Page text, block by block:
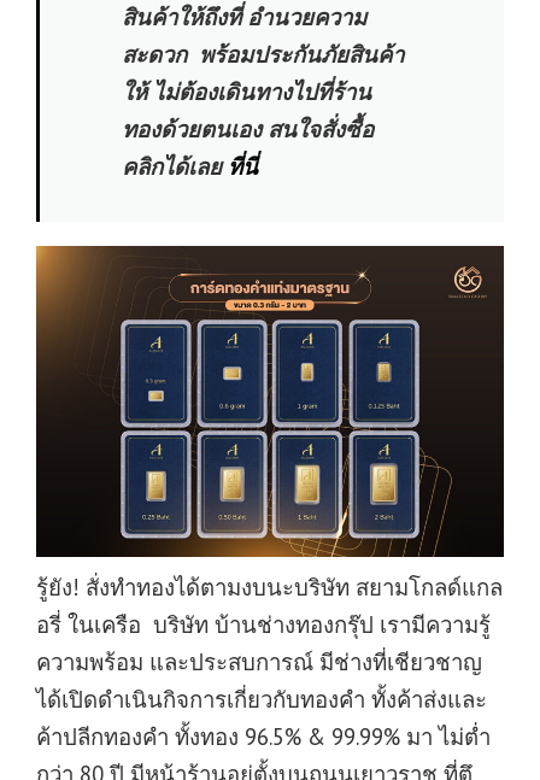
สินค้าให้ถึงที่ อำนวยความ
สะดวก พร้อมประกันภัยสินค้า
ให้ ไม่ต้องเดินทางไปที่ร้าน
ทองด้วยตนเอง สนใจสั่งซื้อ
คลิกได้เลย ที่นี่
รู้ยัง! สั่งทำทองได้ตามงบนะบริษัท สยามโกลด์แกล
อรี่ ในเครือ บริษัท บ้านช่างทองกรุ๊ป เรามีความรู้
ความพร้อม และประสบการณ์ มีช่างที่เชียวชาญ
ได้เปิดดำเนินกิจการเกี่ยวกับทองคำ ทั้งค้าส่งและ
ค้าปลีกทองคำ ทั้งทอง 96.5% & 99.99% มา ไม่ต่ำ